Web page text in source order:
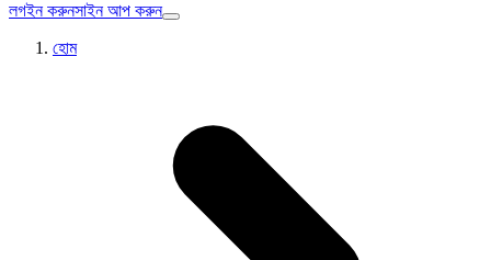
লগইন করুনসাইন আপ করুন
হোম